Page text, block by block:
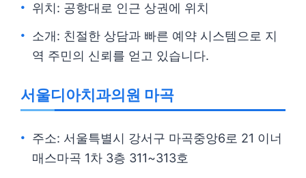
위치: 공항대로 인근 상권에 위치
소개: 친절한 상담과 빠른 예약 시스템으로 지
역 주민의 신뢰를 얻고 있습니다.
서울디아치과의원 마곡
주소: 서울특별시 강서구 마곡중앙6로 21 이너
매스마곡 1차 3층 311~313호